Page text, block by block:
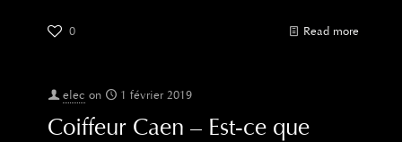
0 Read more
elec on 1 février 2019
Coiffeur Caen – Est-ce que